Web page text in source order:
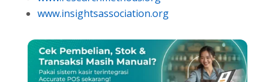
www.insightsassociation.org